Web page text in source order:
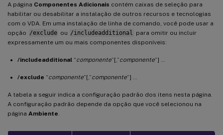
A página Componentes Adicionais contém caixas de seleção para
habilitar ou desabilitar a instalação de outros recursos e tecnologias
com o VDA. Em uma instalação de linha de comando, você pode usar a
opção /exclude ou /includeadditional
para omitir ou incluir
expressamente um ou mais componentes disponíveis:
/includeadditional “componente”[,”componente”] …
/exclude “componente”[,”componente”] …
A tabela a seguir indica a configuração padrão dos itens nesta página.
A configuração padrão depende da opção que você selecionou na
página Ambiente